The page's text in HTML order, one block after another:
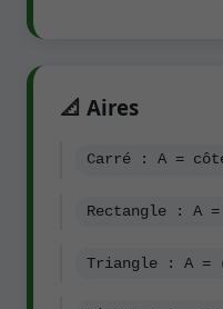
📐 Aires
Carré : A =
Rectangle : A
Triangle : A =